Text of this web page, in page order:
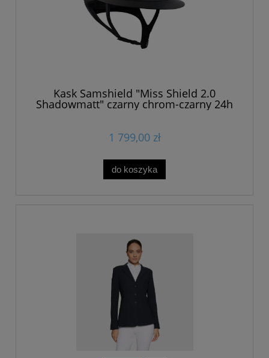
Kask Samshield "Miss Shield 2.0
Shadowmatt" czarny chrom-czarny 24h
1 799,00 zł
do koszyka